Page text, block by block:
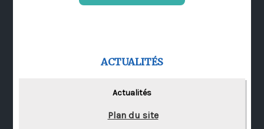
ACTUALITÉS
Actualités
Plan du site